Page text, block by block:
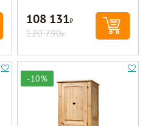
108 131Р
120 790Р
-10%